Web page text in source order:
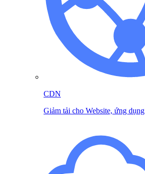
CDN
Giảm tải cho Website, ứng dụng